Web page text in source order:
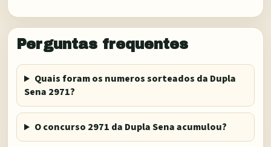
Perguntas frequentes
Quais foram os numeros sorteados da Dupla
Sena 2971?
O concurso 2971 da Dupla Sena acumulou?